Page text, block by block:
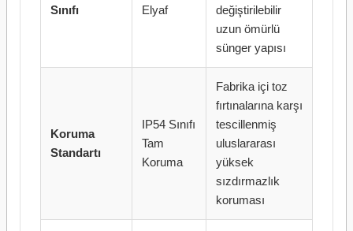
Sınıfı
Elyaf
değiştirilebilir
uzun ömürlü
sünger yapısı
Koruma
Standartı
IP54 Sınıfı
Tam
Koruma
Fabrika içi toz
fırtınalarına karşı
tescillenmiş
uluslararası
yüksek
sızdırmazlık
koruması